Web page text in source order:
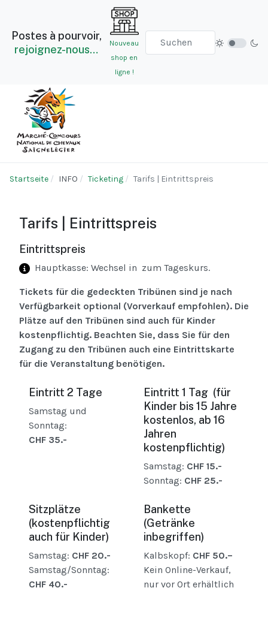
Postes à pourvoir,
rejoignez-nous…
Nouveau
shop en
ligne !
Startseite INFO Ticketing Tarifs | Eintrittspreis
Tarifs | Eintrittspreis
Eintrittspreis
Hauptkasse: Wechsel in zum Tageskurs.
Tickets für die gedeckten Tribünen sind je nach
Verfügbarkeit optional (Vorverkauf empfohlen). Die
Plätze auf den Tribünen sind auch für Kinder
kostenpflichtig. Beachten Sie, dass Sie für den
Zugang zu den Tribünen auch eine Eintrittskarte
für die Veranstaltung benötigen.
Eintritt 2 Tage
Samstag und
Sonntag:
CHF 35.-
Eintritt 1 Tag (für
Kinder bis 15 Jahre
kostenlos, ab 16
Jahren
kostenpflichtig)
Samstag: CHF 15.-
Sonntag: CHF 25.-
Sitzplätze
(kostenpflichtig
auch für Kinder)
Samstag: CHF 20.-
Samstag/Sonntag:
CHF 40.-
Bankette
(Getränke
inbegriffen)
Kalbskopf: CHF 50.–
Kein Online-Verkauf,
nur vor Ort erhältlich